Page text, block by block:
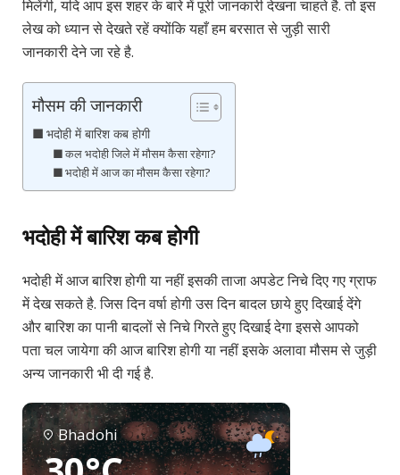
मिलेंगी, यदि आप इस शहर के बारे में पूरी जानकारी देखना चाहते है. तो इस
लेख को ध्यान से देखते रहें क्योंकि यहाँ हम बरसात से जुड़ी सारी
जानकारी देने जा रहे है.
मौसम की जानकारी
भदोही में बारिश कब होगी
कल भदोही जिले में मौसम कैसा रहेगा?
भदोही में आज का मौसम कैसा रहेगा?
भदोही में बारिश कब होगी
भदोही में आज बारिश होगी या नहीं इसकी ताजा अपडेट निचे दिए गए ग्राफ
में देख सकते है. जिस दिन वर्षा होगी उस दिन बादल छाये हुए दिखाई देंगे
और बारिश का पानी बादलों से निचे गिरते हुए दिखाई देगा इससे आपको
पता चल जायेगा की आज बारिश होगी या नहीं इसके अलावा मौसम से जुड़ी
अन्य जानकारी भी दी गई है.
Bhadohi